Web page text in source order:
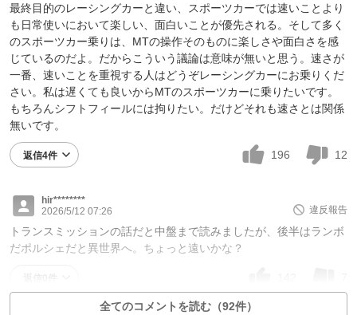
最終目的のレーシングカーと違い、スポーツカーでは速いことより
も日常使いにおいて楽しい、面白いことが優先される。そして多く
のスポーツカー乗りは、MTの操作そのものに楽しさや面白さを感
じているのだよ。だからこういう議論は意味が無いと思う。速さが
一番、速いことを重視する人はどうぞレーシングカーにお乗りくだ
さい。私は遅くても良いからMTのスポーツカーに乗りたいです。
もちろんシフトフィールには拘りたい。だけどそれも速さとは関係
無いです。
返信4件 196 12
hir********
2026/5/12 07:26
違反報告
トランスミッションの話だと中盤まで読みましたが、後半はランボ
だポルシェだと異世界へ。ちょっと遠いかな？
全てのコメントを読む（92件）